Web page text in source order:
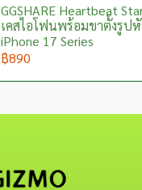
GGSHARE Heartbeat
เคสไอโฟนพร้อมขาตั้งรูปหั
iPhone 17 Series
฿890